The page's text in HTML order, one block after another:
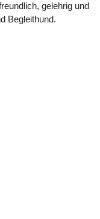
gelehrig und
Begleithund.